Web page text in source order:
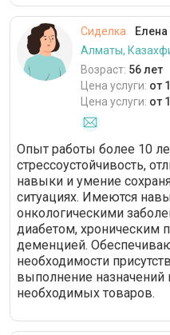
Сиделка
Алматы,
Возраст: 56 лет
Цена услуги: от
Цена услуги: от
Опыт работы более 10
стрессоустойчивость,
навыки и умение
ситуациях. Имеются
онкологическими
диабетом, хроническим
деменцией.
необходимости
выполнение назначений
необходимых товаров.